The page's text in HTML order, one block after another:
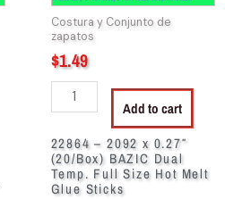
Costura y Conjunto de
zapatos
$1.49
Temp.
Full
Size
Hot
Melt
Glue
Sticks
quantity
Add to cart
22864 – 2092 x 0.27″
(20/Box) BAZIC Dual
Temp. Full Size Hot Melt
Glue Sticks